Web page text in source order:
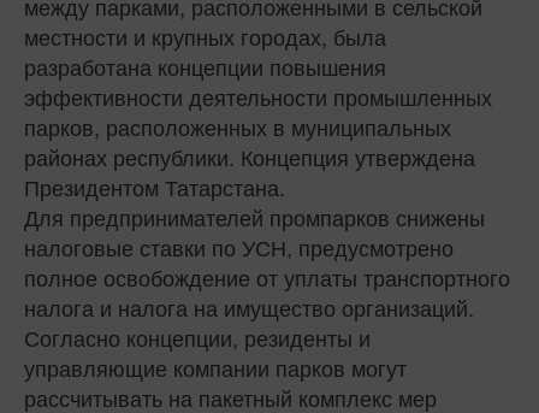
между парками, расположенными в сельской
местности и крупных городах, была
разработана концепции повышения
эффективности деятельности промышленных
парков, расположенных в муниципальных
районах республики. Концепция утверждена
Президентом Татарстана.
Для предпринимателей промпарков снижены
налоговые ставки по УСН, предусмотрено
полное освобождение от уплаты транспортного
налога и налога на имущество организаций.
Согласно концепции, резиденты и
управляющие компании парков могут
рассчитывать на пакетный комплекс мер